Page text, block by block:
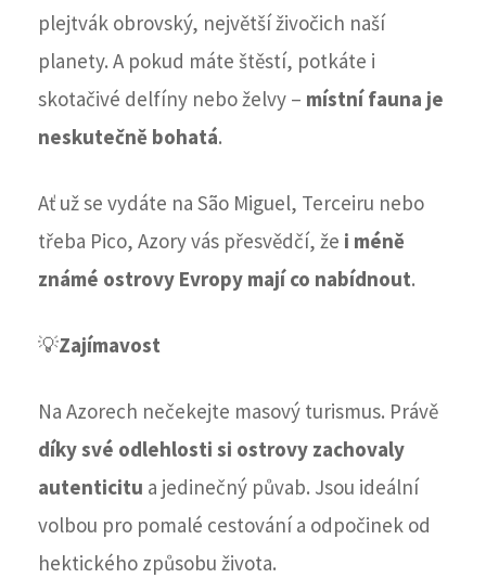
plejtvák obrovský, největší živočich naší
planety. A pokud máte štěstí, potkáte i
skotačivé delfíny nebo želvy – místní fauna je
neskutečně bohatá.
Ať už se vydáte na São Miguel, Terceiru nebo
třeba Pico, Azory vás přesvědčí, že i méně
známé ostrovy Evropy mají co nabídnout.
💡Zajímavost
Na Azorech nečekejte masový turismus. Právě
díky své odlehlosti si ostrovy zachovaly
autenticitu a jedinečný půvab. Jsou ideální
volbou pro pomalé cestování a odpočinek od
hektického způsobu života.